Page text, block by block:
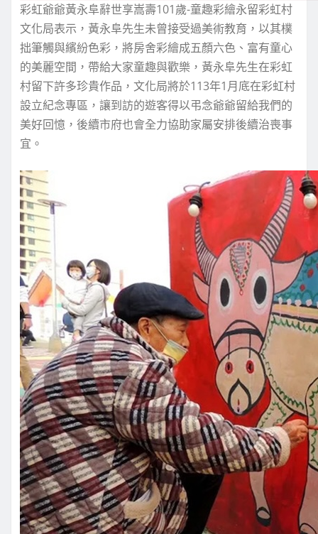
彩虹爺爺黃永阜辭世享嵩壽101歲-童趣彩繪永留彩虹村
文化局表示，黃永阜先生未曾接受過美術教育，以其樸
拙筆觸與繽紛色彩，將房舍彩繪成五顏六色、富有童心
的美麗空間，帶給大家童趣與歡樂，黃永阜先生在彩虹
村留下許多珍貴作品，文化局將於113年1月底在彩虹村
設立紀念專區，讓到訪的遊客得以弔念爺爺留給我們的
美好回憶，後續市府也會全力協助家屬安排後續治喪事
宜。